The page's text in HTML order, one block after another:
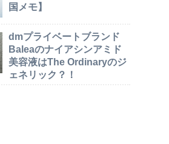
国メモ】
dmプライベートブランド
Baleaのナイアシンアミド
美容液はThe Ordinaryのジ
ェネリック？！